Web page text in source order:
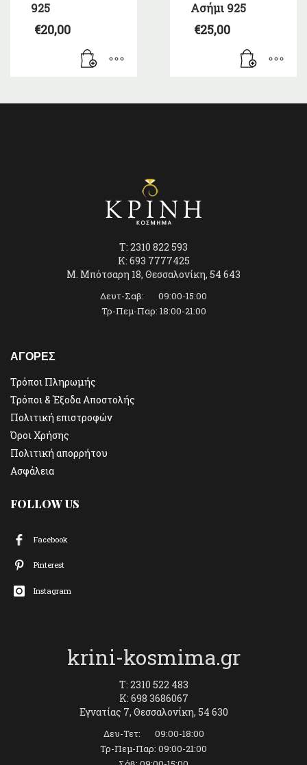
925
€20,00
Ασήμι 925
€25,00
T: 2310 822 593
K: 693 7777425
Μ. Μπότσαρη 18, Θεσσαλονίκη, 54 643
Δευτ-Σαβ: 09:00-15:00
Τρ-Πεμ-Παρ: 18:00-21:00
ΑΓΟΡΕΣ
Τρόποι Πληρωμής
Τρόποι & Έξοδα Αποστολής
Πολιτική επιστροφών
Όροι Χρήσης
Πολιτική απορρήτου
Ασφάλεια
FOLLOW US
Facebook
Pinterest
Instagram
krini-kosmima.gr
T: 2310 522 483
K: 698 3686067
Εγνατίας 7, Θεσσαλονίκη, 54 630
Δευ-Τετ: 09:00-18:00
Τρ-Πεμ-Παρ: 09:00-21:00